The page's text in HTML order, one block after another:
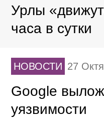
Урлы
часа в сутки
НОВОСТИ 27
Google
уязвимости